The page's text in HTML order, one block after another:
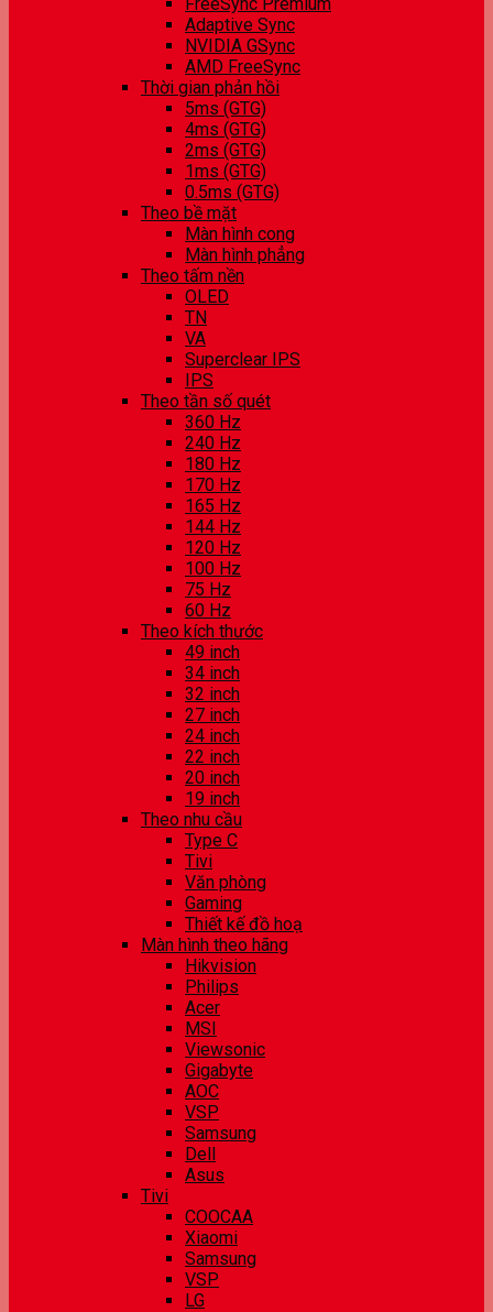
Adaptive Sync
NVIDIA GSync
AMD FreeSync
Thời gian phản hồi
5ms (GTG)
4ms (GTG)
2ms (GTG)
1ms (GTG)
0.5ms (GTG)
Theo bề mặt
Màn hình cong
Màn hình phẳng
Theo tấm nền
OLED
TN
VA
Superclear IPS
IPS
Theo tần số quét
360 Hz
240 Hz
180 Hz
170 Hz
165 Hz
144 Hz
120 Hz
100 Hz
75 Hz
60 Hz
Theo kích thước
49 inch
34 inch
32 inch
27 inch
24 inch
22 inch
20 inch
19 inch
Theo nhu cầu
Type C
Tivi
Văn phòng
Gaming
Thiết kế đồ hoạ
Màn hình theo hãng
Hikvision
Philips
Acer
MSI
Viewsonic
Gigabyte
AOC
VSP
Samsung
Dell
Asus
Tivi
COOCAA
Xiaomi
Samsung
VSP
LG